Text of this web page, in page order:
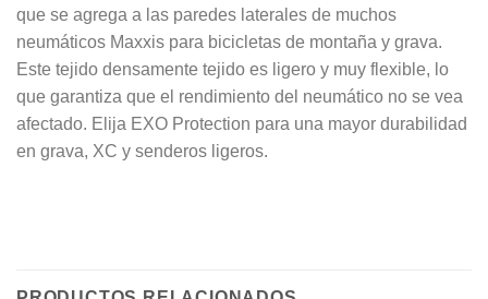
que se agrega a las paredes laterales de muchos
neumáticos Maxxis para bicicletas de montaña y grava.
Este tejido densamente tejido es ligero y muy flexible, lo
que garantiza que el rendimiento del neumático no se vea
afectado. Elija EXO Protection para una mayor durabilidad
en grava, XC y senderos ligeros.